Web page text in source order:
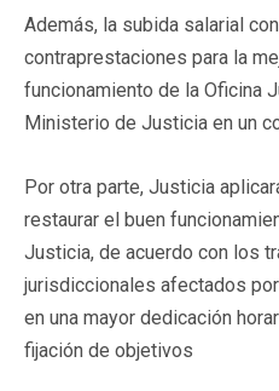
Además, la subida salarial
contraprestaciones para la
funcionamiento de la Oficina
Ministerio de Justicia en un
Por otra parte, Justicia
restaurar el buen
Justicia, de acuerdo con los
jurisdiccionales afectados
en una mayor dedicación
fijación de objetivos